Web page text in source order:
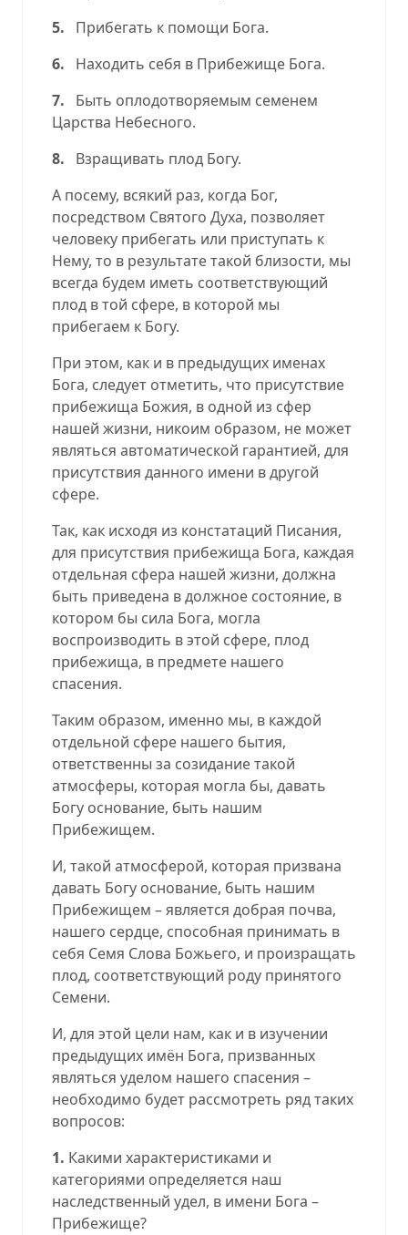
5.
Прибегать к помощи Бога.
6.
Находить себя в Прибежище Бога.
7.
Быть оплодотворяемым семенем
Царства Небесного.
8.
Взращивать плод Богу.
А посему, всякий раз, когда Бог,
посредством Святого Духа, позволяет
человеку прибегать или приступать к
Нему, то в результате такой близости, мы
всегда будем иметь соответствующий
плод в той сфере, в которой мы
прибегаем к Богу.
При этом, как и в предыдущих именах
Бога, следует отметить, что присутствие
прибежища Божия, в одной из сфер
нашей жизни, никоим образом, не может
являться автоматической гарантией, для
присутствия данного имени в другой
сфере.
Так, как исходя из констатаций Писания,
для присутствия прибежища Бога, каждая
отдельная сфера нашей жизни, должна
быть приведена в должное состояние, в
котором бы сила Бога, могла
воспроизводить в этой сфере, плод
прибежища, в предмете нашего
спасения.
Таким образом, именно мы, в каждой
отдельной сфере нашего бытия,
ответственны за созидание такой
атмосферы, которая могла бы, давать
Богу основание, быть нашим
Прибежищем.
И, такой атмосферой, которая призвана
давать Богу основание, быть нашим
Прибежищем –является добрая почва,
нашего сердце, способная принимать в
себя Семя Слова Божьего, и произращать
плод, соответствующий роду принятого
Семени.
И, для этой цели нам, как и в изучении
предыдущих имён Бога, призванных
являться уделом нашего спасения –
необходимо будет рассмотреть ряд таких
вопросов:
1. Какими характеристиками и
категориями определяется наш
наследственный удел, в имени Бога –
Прибежище?